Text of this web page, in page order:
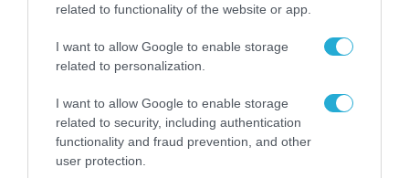
related to functionality of the website or app.
I want to allow Google to enable storage
related to personalization.
I want to allow Google to enable storage
related to security, including authentication
functionality and fraud prevention, and other
user protection.
04.08.2026 | 15:02